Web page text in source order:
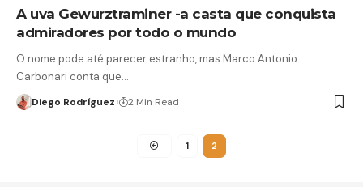
A uva Gewurztraminer -a casta que conquista
admiradores por todo o mundo
O nome pode até parecer estranho, mas Marco Antonio
Carbonari conta que…
Diego Rodríguez 2 Min Read
1 2